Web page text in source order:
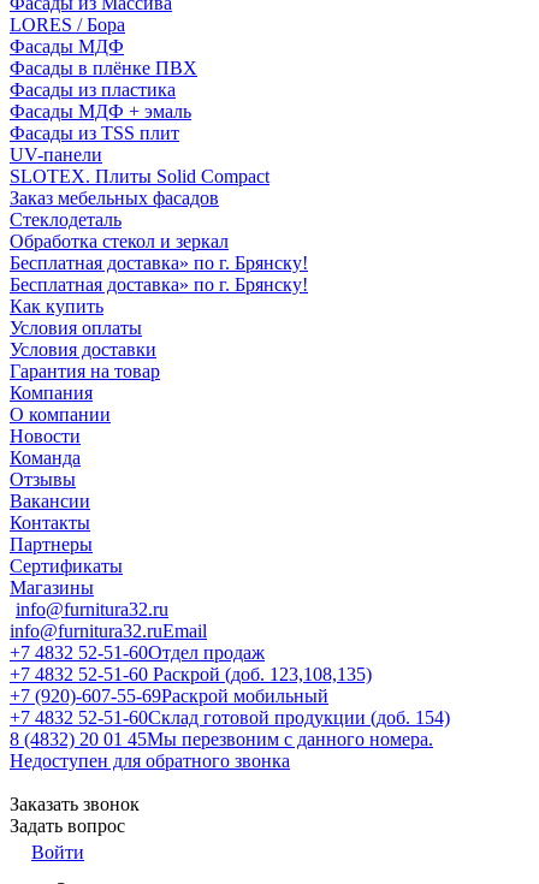
LORES / Бора
Фасады МДФ
Фасады в плёнке ПВХ
Фасады из пластика
Фасады МДФ + эмаль
Фасады из TSS плит
UV-панели
SLOTEX. Плиты Solid Compact
Заказ мебельных фасадов
Стеклодеталь
Обработка стекол и зеркал
Бесплатная доставка» по г. Брянску!
Бесплатная доставка» по г. Брянску!
Как купить
Условия оплаты
Условия доставки
Гарантия на товар
Компания
О компании
Новости
Команда
Отзывы
Вакансии
Контакты
Партнеры
Сертификаты
Магазины
info@furnitura32.ru
info@furnitura32.ruEmail
+7 4832 52-51-60Отдел продаж
+7 4832 52-51-60 Раскрой (доб. 123,108,135)
+7 (920)-607-55-69Раскрой мобильный
+7 4832 52-51-60Склад готовой продукции (доб. 154)
8 (4832) 20 01 45Мы перезвоним с данного номера.
Недоступен для обратного звонка
Заказать звонок
Задать вопрос
Войти